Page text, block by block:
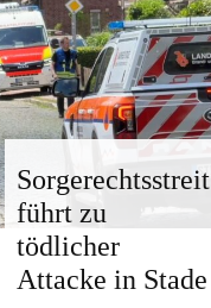
Sorgerechtsstreit
führt zu
tödlicher
Attacke in Stade